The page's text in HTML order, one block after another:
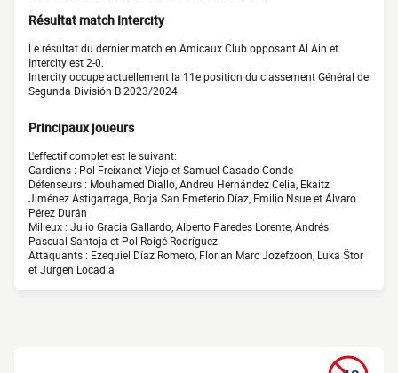
Résultat match Intercity
Le résultat du dernier match en Amicaux Club opposant Al Ain et
Intercity est 2-0.
Intercity occupe actuellement la 11e position du classement Général de
Segunda División B 2023/2024.
Principaux joueurs
L'effectif complet est le suivant:
Gardiens : Pol Freixanet Viejo et Samuel Casado Conde
Défenseurs : Mouhamed Diallo, Andreu Hernández Celia, Ekaitz
Jiménez Astigarraga, Borja San Emeterio Díaz, Emilio Nsue et Álvaro
Pérez Durán
Milieux : Julio Gracia Gallardo, Alberto Paredes Lorente, Andrés
Pascual Santoja et Pol Roigé Rodríguez
Attaquants : Ezequiel Díaz Romero, Florian Marc Jozefzoon, Luka Štor
et Jürgen Locadia